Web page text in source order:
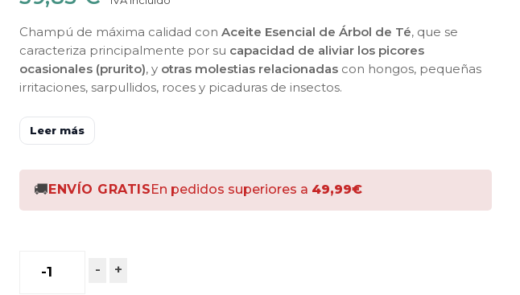
Champú de máxima calidad con Aceite Esencial de Árbol de Té, que se
caracteriza principalmente por su capacidad de aliviar los picores
ocasionales (prurito), y otras molestias relacionadas con hongos, pequeñas
irritaciones, sarpullidos, roces y picaduras de insectos.
Leer más
🚚 ENVÍO GRATIS En pedidos superiores a 49,99€
- +